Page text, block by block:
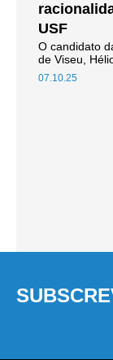
USF
07.10.25
O candidato
de Viseu,